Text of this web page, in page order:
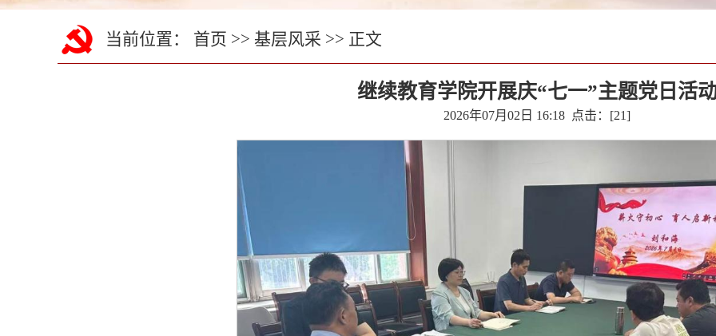
当前位置： 首页 >> 基层风采 >> 正文
继续教育学院开展庆“七一”主题党日活
2026年07月02日 16:18 点击：[21]